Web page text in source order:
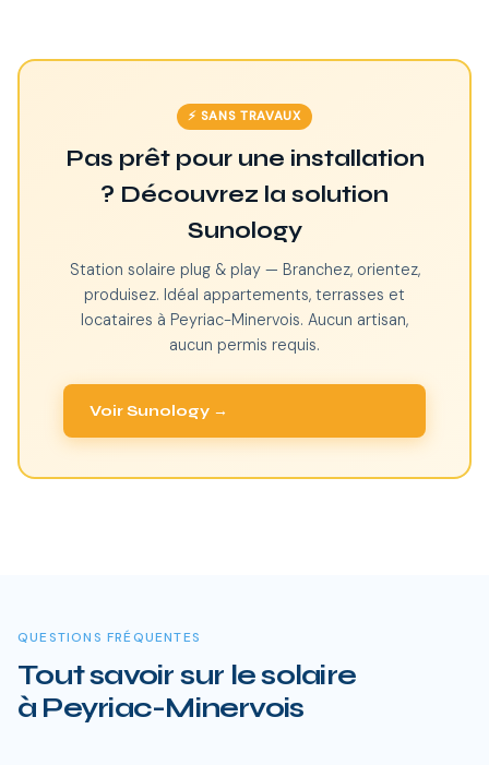
⚡ SANS TRAVAUX
Pas prêt pour une installation
? Découvrez la solution
Sunology
Station solaire plug & play — Branchez, orientez,
produisez. Idéal appartements, terrasses et
locataires à Peyriac-Minervois. Aucun artisan,
aucun permis requis.
Voir Sunology →
QUESTIONS FRÉQUENTES
Tout savoir sur le solaire
à Peyriac-Minervois